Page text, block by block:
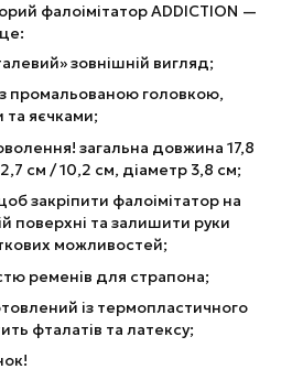
фалоімітатор ADDICTION —
зовнішній вигляд;
промальованою головкою,
яєчками;
загальна довжина 17,8
см / 10,2 см, діаметр 3,8 см;
закріпити фалоімітатор на
поверхні та залишити руки
можливостей;
ременів для страпона;
із термопластичного
фталатів та латексу;